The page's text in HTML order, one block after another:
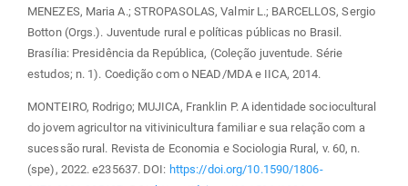
MENEZES, Maria A.; STROPASOLAS, Valmir L.; BARCELLOS, Sergio
Botton (Orgs.). Juventude rural e políticas públicas no Brasil.
Brasília: Presidência da República, (Coleção juventude. Série
estudos; n. 1). Coedição com o NEAD/MDA e IICA, 2014.
MONTEIRO, Rodrigo; MUJICA, Franklin P. A identidade sociocultural
do jovem agricultor na vitivinicultura familiar e sua relação com a
sucessão rural. Revista de Economia e Sociologia Rural, v. 60, n.
(spe), 2022. e235637. DOI: https://doi.org/10.1590/1806-